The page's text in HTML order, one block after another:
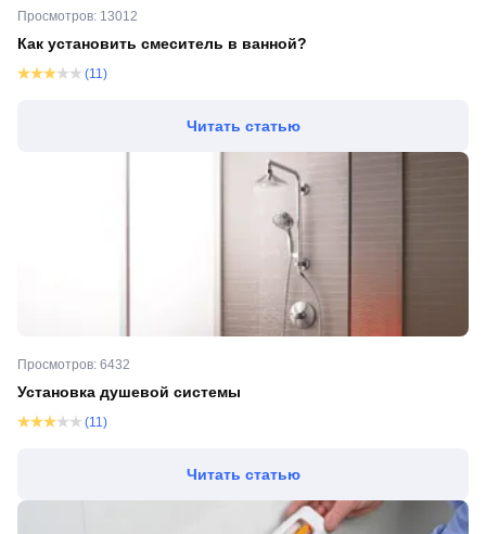
Просмотров: 13012
Как установить смеситель в ванной?
(11)
Читать статью
Просмотров: 6432
Установка душевой системы
(11)
Читать статью